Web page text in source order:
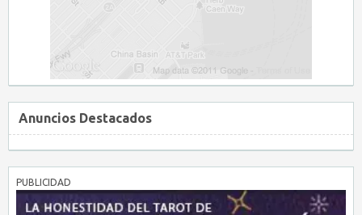
Anuncios Destacados
PUBLICIDAD